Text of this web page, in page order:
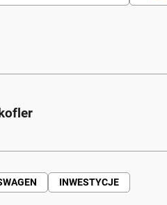
INWESTYCJE